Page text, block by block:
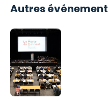
Autres